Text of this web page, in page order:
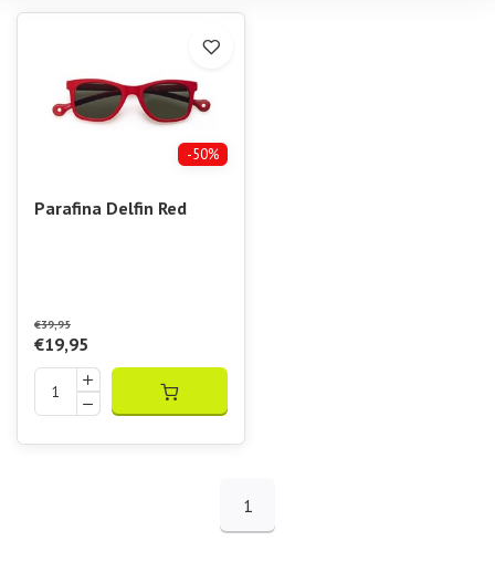
-50%
Parafina Delfin Red
€39,95
€19,95
1